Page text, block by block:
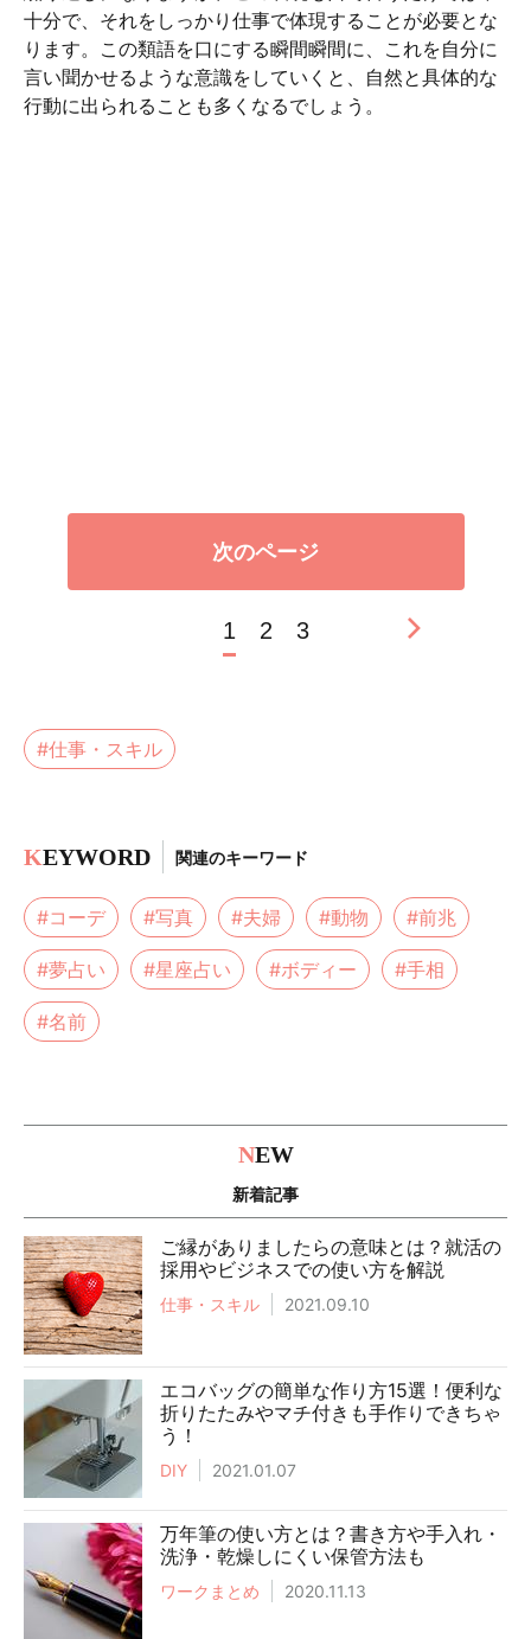
十分で、それをしっかり仕事で体現することが必要とな
ります。この類語を口にする瞬間瞬間に、これを自分に
言い聞かせるような意識をしていくと、自然と具体的な
行動に出られることも多くなるでしょう。
次のページ
1 2 3
#仕事・スキル
KEYWORD 関連のキーワード
#コーデ #写真 #夫婦 #動物 #前兆
#夢占い #星座占い #ボディー #手相
#名前
NEW
新着記事
ご縁がありましたらの意味とは？就活の
採用やビジネスでの使い方を解説
仕事・スキル 2021.09.10
エコバッグの簡単な作り方15選！便利な
折りたたみやマチ付きも手作りできちゃ
う！
DIY 2021.01.07
万年筆の使い方とは？書き方や手入れ・
洗浄・乾燥しにくい保管方法も
ワークまとめ 2020.11.13